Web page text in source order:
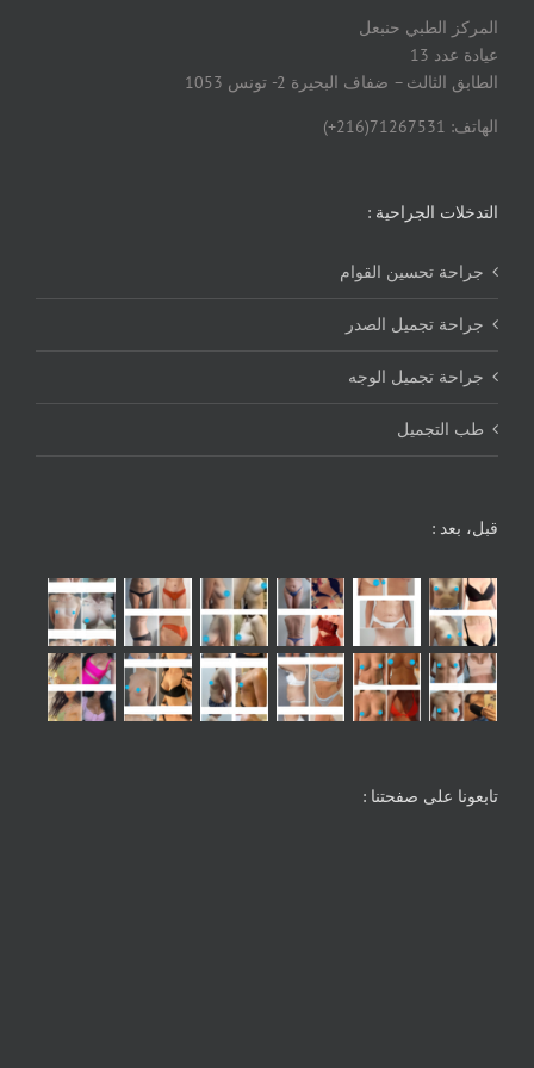
المركز الطبي حنبعل
عيادة عدد 13
الطابق الثالث – ضفاف البحيرة 2- تونس 1053
الهاتف: 71267531(216+)
التدخلات الجراحية :
جراحة تحسين القوام
جراحة تجميل الصدر
جراحة تجميل الوجه
طب التجميل
قبل، بعد :
تابعونا على صفحتنا :